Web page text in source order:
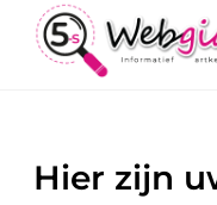
Hier zijn